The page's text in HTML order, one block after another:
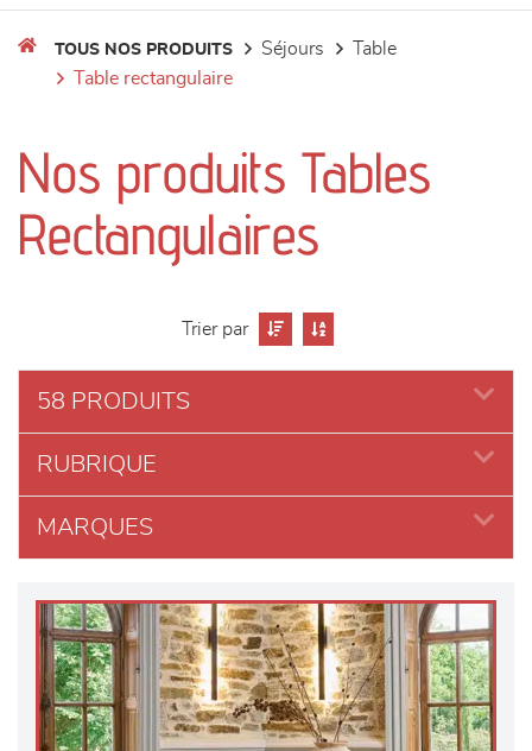
séjours
meubles de complément
literie
décoration
TOUS NOS PRODUITS séjours
table
table rectangulaire
Nos produits Tables
Rectangulaires
Trier par
58 PRODUITS
RUBRIQUE
MARQUES